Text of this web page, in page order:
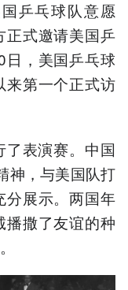
乒乓球队意愿
正式邀请美国乒
，美国乒乓球
来第一个正式访
表演赛。中国
神，与美国队打
分展示。两国年
撒了友谊的种